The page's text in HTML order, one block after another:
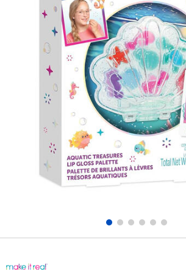
玩具車,貨車,火車及遙控系列
手工藝,文具,蠟筆,泥膠,畫板
娃娃, 芭比,收藏公仔
電子玩具
遊戲及拼圖系列
益智學習玩具
戶外及運動用品
派對用品
Fuggler
Miniso名創優品
playpop
LEGO樂高
Barbie芭比
Disney Frozen迪士尼冰雪奇緣
NERF熱火